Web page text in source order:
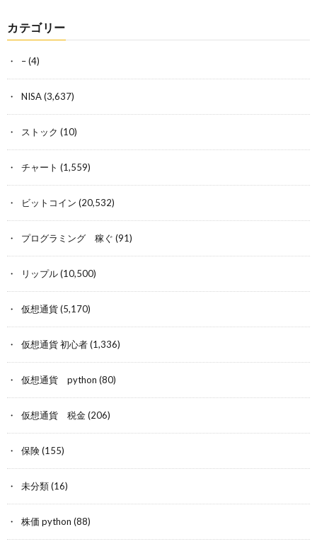
カテゴリー
–(4)
NISA(3,637)
ストック (10)
チャート (1,559)
ビットコイン (20,532)
プログラミング 稼ぐ (91)
リップル(10,500)
仮想通貨(5,170)
仮想通貨 初心者(1,336)
仮想通貨 python (80)
仮想通貨 税金(206)
保険(155)
未分類(16)
株価 python (88)